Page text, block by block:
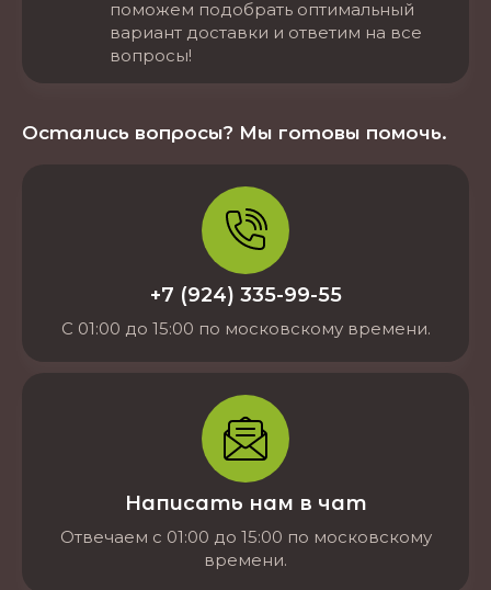
поможем подобрать оптимальный
вариант доставки и ответим на все
вопросы!
Остались вопросы? Мы готовы помочь.
+7 (924) 335-99-55
С 01:00 до 15:00 по московскому времени.
Написать нам в чат
Отвечаем с 01:00 до 15:00 по московскому
времени.